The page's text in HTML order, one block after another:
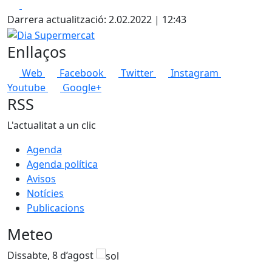
+
−
Darrera actualització: 2.02.2022 | 12:43
Dia Supermercat
Enllaços
Web Facebook Twitter
Instagram
Youtube
Google+
RSS
L'actualitat a un clic
Agenda
Agenda política
Avisos
Notícies
Publicacions
Meteo
Dissabte, 8 d’agost